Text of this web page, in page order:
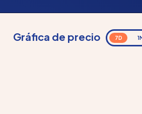
Gráfica de precio 7D